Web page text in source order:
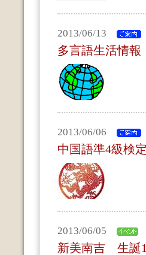
2013/06/13
多言語生活情報
2013/06/06
中国語準4級検
2013/06/05
新美南吉 生誕